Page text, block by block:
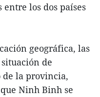
los dos países
geográfica, las
de
de la provincia,
Ninh Binh se